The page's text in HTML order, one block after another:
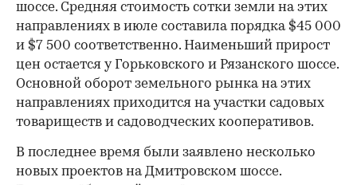
шоссе. Средняя стоимость сотки земли на этих
направлениях в июле составила порядка $45 000
и $7 500 соответственно. Наименьший прирост
цен остается у Горьковского и Рязанского шоссе.
Основной оборот земельного рынка на этих
направлениях приходится на участки садовых
товариществ и садоводческих кооперативов.
В последнее время были заявлено несколько
новых проектов на Дмитровском шоссе.